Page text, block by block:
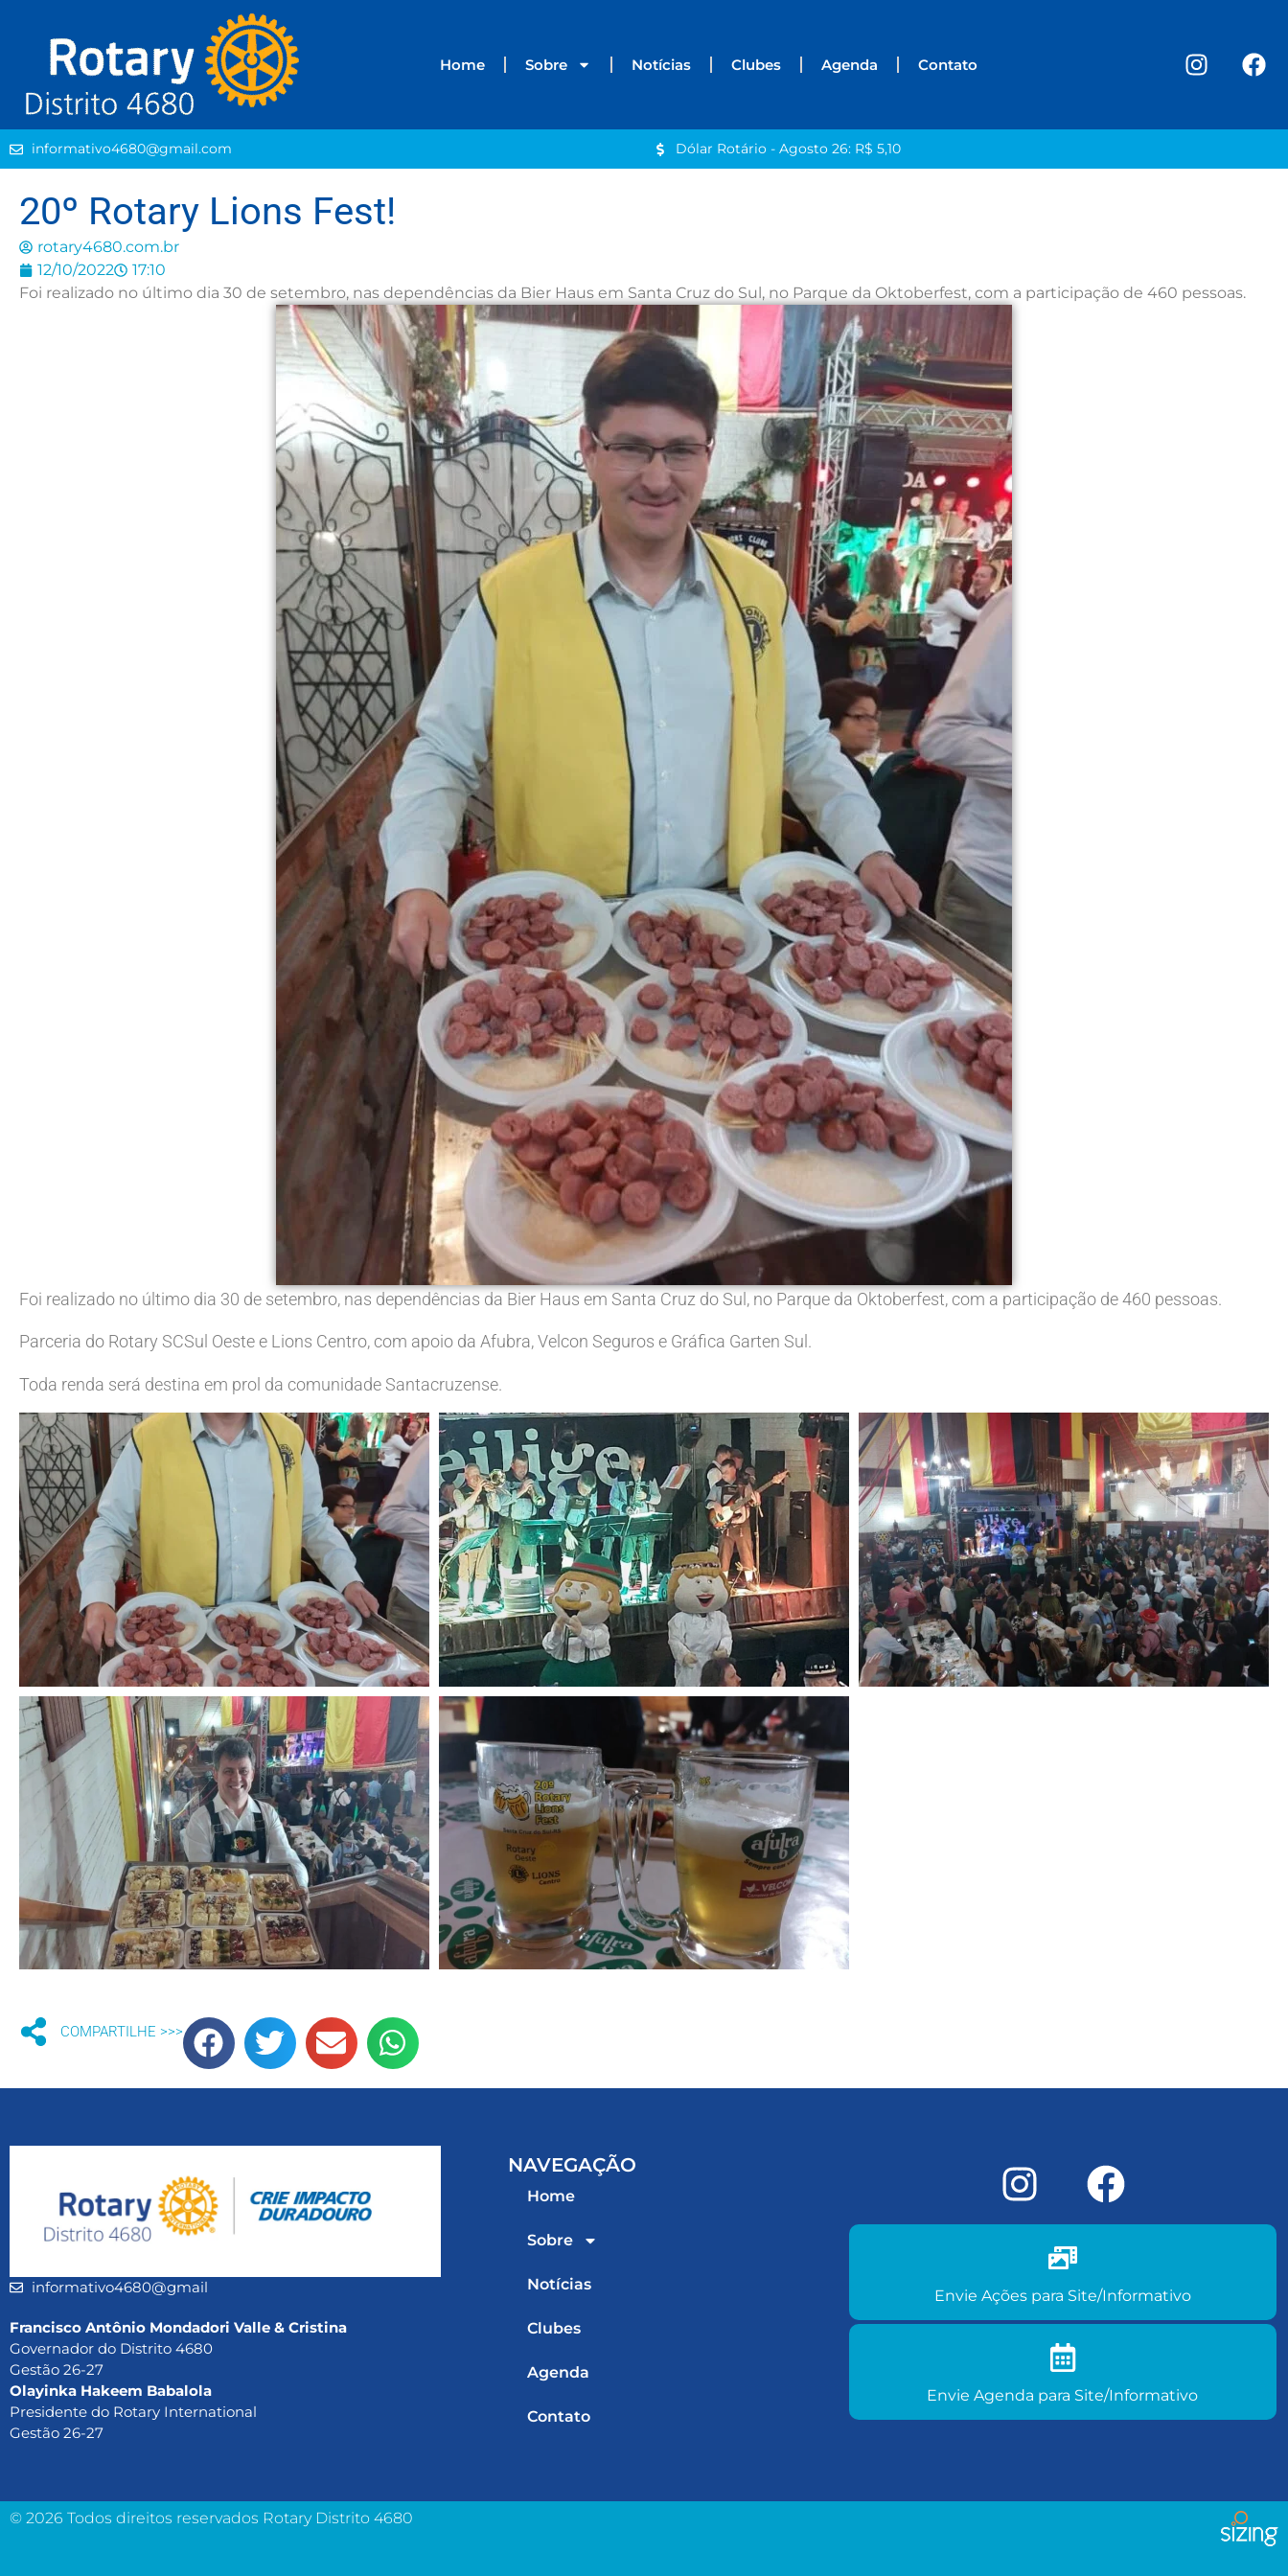
Home Sobre Notícias Clubes Agenda Contato
informativo4680@gmail.com Dólar Rotário - Agosto 26: R$ 5,10
20º Rotary Lions Fest!
rotary4680.com.br
12/10/2022
17:10
Foi realizado no último dia 30 de setembro, nas dependências da Bier Haus em Santa Cruz do Sul, no Parque da Oktoberfest, com a participação de 460 pessoas.
Foi realizado no último dia 30 de setembro, nas dependências da Bier Haus em Santa Cruz do Sul, no Parque da Oktoberfest, com a participação de 460 pessoas.
Parceria do Rotary SCSul Oeste e Lions Centro, com apoio da Afubra, Velcon Seguros e Gráfica Garten Sul.
Toda renda será destina em prol da comunidade Santacruzense.
COMPARTILHE >>>
informativo4680@gmail
Francisco Antônio Mondadori Valle & Cristina
Governador do Distrito 4680
Gestão 26-27
Olayinka Hakeem Babalola
Presidente do Rotary International
Gestão 26-27
NAVEGAÇÃO
Home
Sobre
Notícias
Clubes
Agenda
Contato
Envie Ações para Site/Informativo
Envie ações do seu clube para site/informativo
Envie Agenda para Site/Informativo
Envie agenda de eventos para
© 2026 Todos direitos reservados Rotary Distrito 4680